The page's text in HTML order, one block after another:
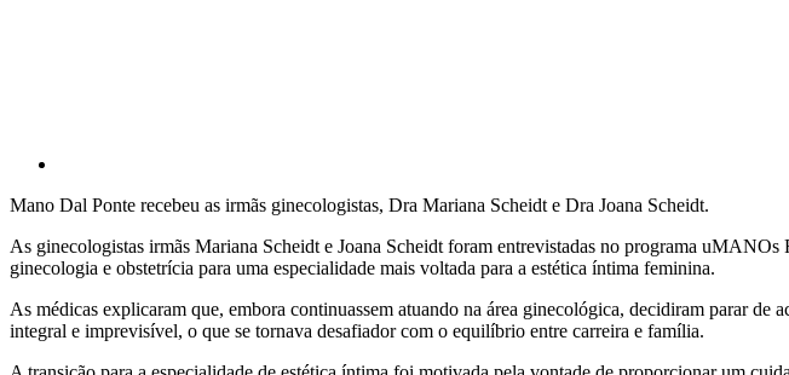
Mano Dal Ponte recebeu as irmãs ginecologistas, Dra Mariana Scheidt e Dra Joana Scheidt.
As ginecologistas irmãs Mariana Scheidt e Joana Scheidt foram entrevistadas no programa
ginecologia e obstetrícia para uma especialidade mais voltada para a estética íntima feminina.
As médicas explicaram que, embora continuassem atuando na área ginecológica, decidiram parar
integral e imprevisível, o que se tornava desafiador com o equilíbrio entre carreira e família.